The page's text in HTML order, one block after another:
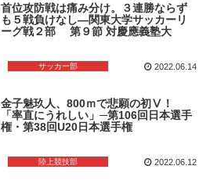
サッカー部
首位攻防戦は痛み分け。３連勝ならず
も５戦負けなし―関東大学サッカーリ
ーグ戦２部 第９節 対慶應義塾大
2022.06.14
陸上競技部
金子魅玖人、800ｍで悲願の初Ⅴ！
「率直にうれしい」─第106回日本選手
権・第38回U20日本選手権
2022.06.12